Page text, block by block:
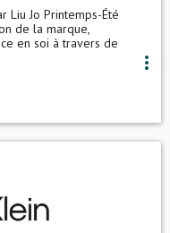
Liu Jo Printemps-Été
de la marque,
en soi à travers de
more_vert